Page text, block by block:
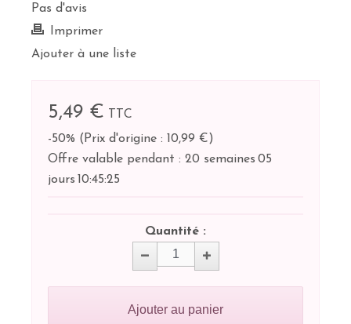
Pas d'avis
Imprimer
Ajouter à une liste
5,49 €
TTC
-50% ( Prix d'origine : 10,99 €)
Offre valable pendant : 20 semaines 05
jours 10:45:25
Quantité :
Ajouter au panier